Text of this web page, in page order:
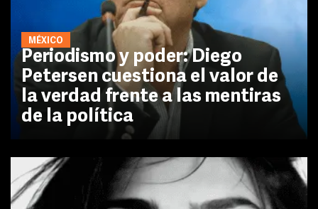
MÉXICO
Periodismo y poder: Diego
Petersen cuestiona el valor de
la verdad frente a las mentiras
de la política